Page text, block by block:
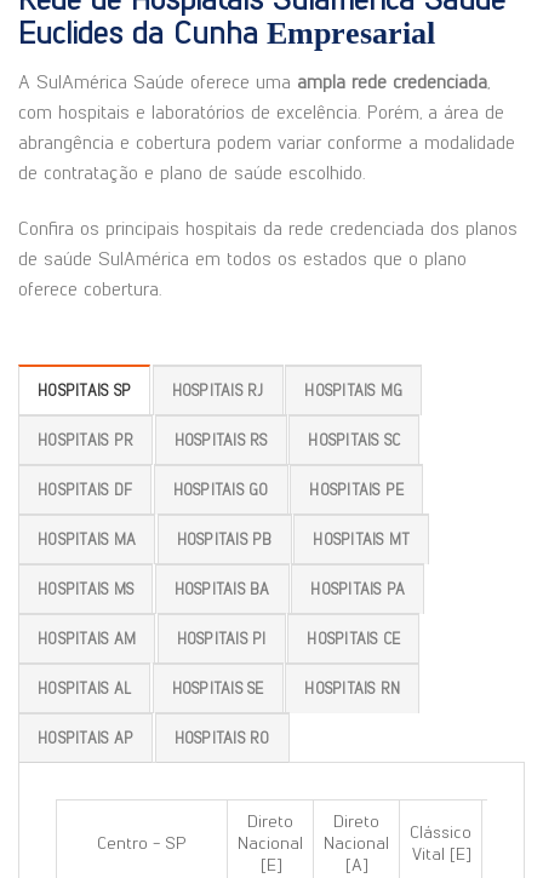
Euclides da Cunha Empresarial
A SulAmérica Saúde oferece uma ampla rede credenciada,
com hospitais e laboratórios de excelência. Porém, a área de
abrangência e cobertura podem variar conforme a modalidade
de contratação e plano de saúde escolhido.
Confira os principais hospitais da rede credenciada dos planos
de saúde SulAmérica em todos os estados que o plano
oferece cobertura.
HOSPITAIS SP HOSPITAIS RJ HOSPITAIS MG
HOSPITAIS PR HOSPITAIS RS HOSPITAIS SC
HOSPITAIS DF HOSPITAIS GO HOSPITAIS PE
HOSPITAIS MA HOSPITAIS PB HOSPITAIS MT
HOSPITAIS MS HOSPITAIS BA HOSPITAIS PA
HOSPITAIS AM HOSPITAIS PI HOSPITAIS CE
HOSPITAIS AL HOSPITAIS SE HOSPITAIS RN
HOSPITAIS AP HOSPITAIS RO
Centro - SP
Direto
Nacional
[E]
Direto
Nacional
[A]
Clássico
Vital [E]